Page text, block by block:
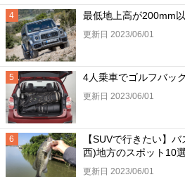
最低地上高が200mm
更新日 2023/06/01
4人乗車でゴルフバッ
更新日 2023/06/01
【SUVで行きたい】
西)地方のスポット10選
更新日 2023/06/01